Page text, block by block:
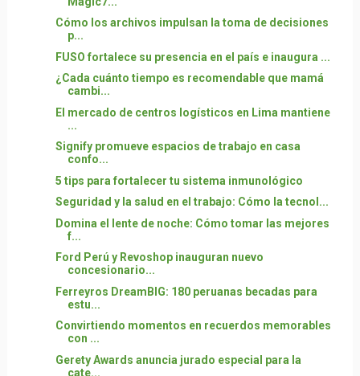
Cómo los archivos impulsan la toma de decisiones
p...
FUSO fortalece su presencia en el país e inaugura ...
¿Cada cuánto tiempo es recomendable que mamá
cambi...
El mercado de centros logísticos en Lima mantiene
...
Signify promueve espacios de trabajo en casa
confo...
5 tips para fortalecer tu sistema inmunológico
Seguridad y la salud en el trabajo: Cómo la tecnol...
Domina el lente de noche: Cómo tomar las mejores
f...
Ford Perú y Revoshop inauguran nuevo
concesionario...
Ferreyros DreamBIG: 180 peruanas becadas para
estu...
Convirtiendo momentos en recuerdos memorables
con ...
Gerety Awards anuncia jurado especial para la
cate...